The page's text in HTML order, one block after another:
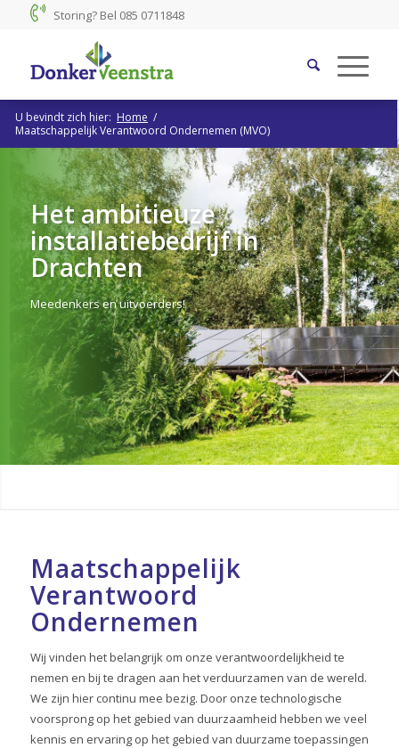
Storing? Bel 085 0711848
U bevindt zich hier: Home /
Maatschappelijk Verantwoord Ondernemen (MVO)
Het ambitieuze
installatiebedrijf in
Drachten
Meedenkers en uitvoerders!
Maatschappelijk
Verantwoord
Ondernemen
Wij vinden het belangrijk om onze verantwoordelijkheid te
nemen en bij te dragen aan het verduurzamen van de wereld.
We zijn hier continu mee bezig. Door onze technologische
voorsprong op het gebied van duurzaamheid hebben we veel
kennis en ervaring op het gebied van duurzame toepassingen